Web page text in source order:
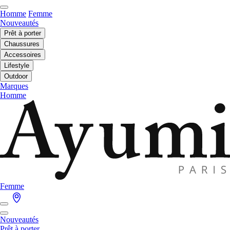
Homme Femme
Nouveautés
Prêt à porter
Chaussures
Accessoires
Lifestyle
Outdoor
Marques
Homme
Femme
Nouveautés